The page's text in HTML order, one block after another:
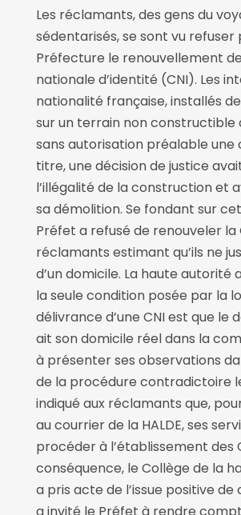
Les réclamants, des gens du
sédentarisés, se sont vu refuser
Préfecture le renouvellement
nationale d’identité (CNI). Les
nationalité française, installés
sur un terrain non constructible
sans autorisation préalable une
titre, une décision de justice
l’illégalité de la construction et
sa démolition. Se fondant sur
Préfet a refusé de renouveler la
réclamants estimant qu’ils ne
d’un domicile. La haute autorité
la seule condition posée par la
délivrance d’une CNI est que le
ait son domicile réel dans la
à présenter ses observations
de la procédure contradictoire
indiqué aux réclamants que,
au courrier de la HALDE, ses
procéder à l’établissement des
conséquence, le Collège de la
a pris acte de l’issue positive de